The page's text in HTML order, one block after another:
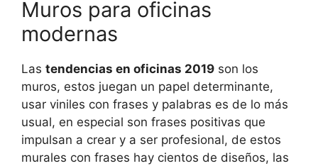
Muros para oficinas
modernas
Las tendencias en oficinas 2019 son los
muros, estos juegan un papel determinante,
usar viniles con frases y palabras es de lo más
usual, en especial son frases positivas que
impulsan a crear y a ser profesional, de estos
murales con frases hay cientos de diseños, las